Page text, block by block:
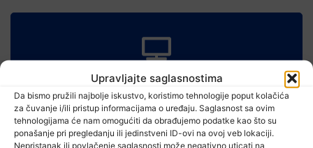
Upravljajte saglasnostima
Da bismo pružili najbolje iskustvo, koristimo tehnologije poput kolačića
za čuvanje i/ili pristup informacijama o uređaju. Saglasnost sa ovim
tehnologijama će nam omogućiti da obrađujemo podatke kao što su
ponašanje pri pregledanju ili jedinstveni ID-ovi na ovoj veb lokaciji.
Nepristanak ili povlačenje saglasnosti može negativno uticati na
TV RASPORED